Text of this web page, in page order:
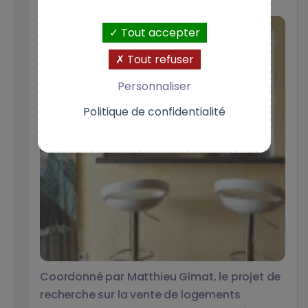
Coordonné par Matthieu Gimat, le projet de
recherche sur la vente de logements
Tout accepter
Tout refuser
Personnaliser
Politique de confidentialité